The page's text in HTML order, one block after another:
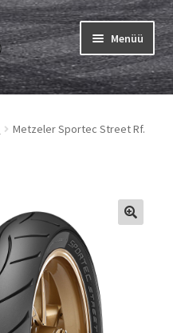
Menüü
Ava
Ava
Ava
Metzeler Sportec Street Rf.